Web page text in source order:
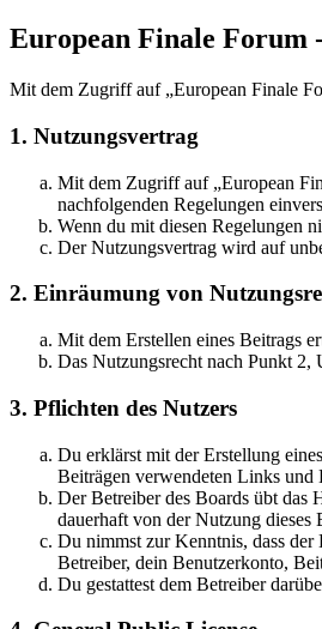
European Finale Forum
Mit dem Zugriff auf „European Finale
1. Nutzungsvertrag
Mit dem Zugriff auf „European
nachfolgenden Regelungen
Wenn du mit diesen Regelungen
Der Nutzungsvertrag wird auf
2. Einräumung von
Mit dem Erstellen eines Beitrags
Das Nutzungsrecht nach Punkt 2,
3. Pflichten des Nutzers
Du erklärst mit der Erstellung
Beiträgen verwendeten Links und
Der Betreiber des Boards übt das
dauerhaft von der Nutzung dieses
Du nimmst zur Kenntnis, dass
Betreiber, dein Benutzerkonto,
Du gestattest dem Betreiber